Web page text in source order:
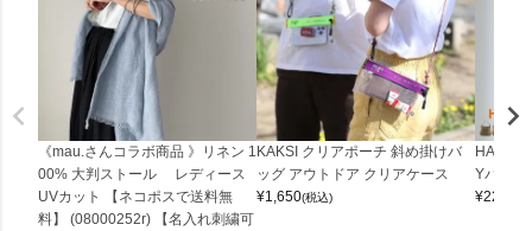
《mau.さんコラボ商品 》リネン 1
00% 大判ストール レディース
UVカット 【ネコポスで送料無
料】 (08000252r) 【名入れ刺繍可
KAKSI クリアポーチ 斜め掛けバ
ッグ アウトドア クリアケース
¥1,650(税込)
Yバッグ
¥22,000